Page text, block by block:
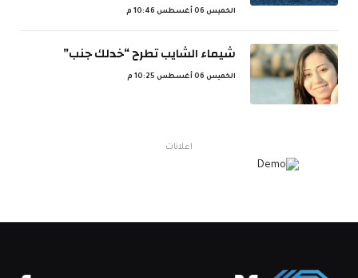
الخميس 06 أغسطس 10:46 م
شيماء الشايب تطرح “خدلك جنب”
الخميس 06 أغسطس 10:25 م
اعلانات